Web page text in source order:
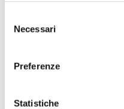
delNecessari
Preferenze
Statistiche